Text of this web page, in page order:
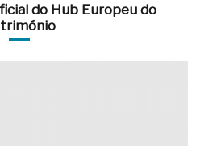
do Hub Europeu do